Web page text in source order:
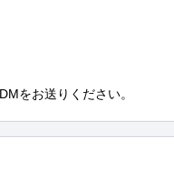
をお送りください。